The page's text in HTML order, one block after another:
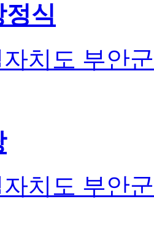
식
치도 부안
치도 부안